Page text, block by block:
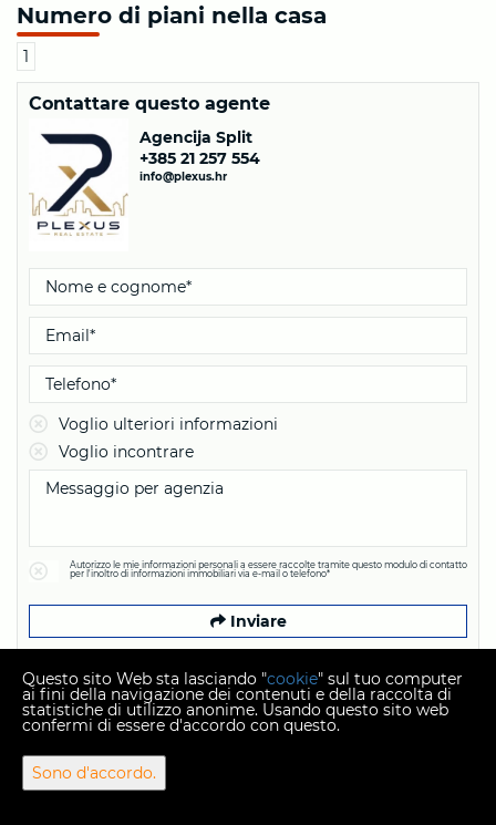
Numero di piani nella casa
1
Contattare questo agente
Agencija Split
+385 21 257 554
info@plexus.hr
Voglio ulteriori informazioni
Voglio incontrare
Autorizzo le mie informazioni personali a essere raccolte tramite questo modulo di contatto
per l'inoltro di informazioni immobiliari via e-mail o telefono*
Inviare
Copyright © 2026 Plexus nekretnine
Tasso di conversione fisso 1 EUR = 7,53450 HRK
Web Design & Powered by
Questo sito Web sta lasciando "cookie" sul tuo computer
ai fini della navigazione dei contenuti e della raccolta di
statistiche di utilizzo anonime. Usando questo sito web
confermi di essere d'accordo con questo.
Sono d'accordo.